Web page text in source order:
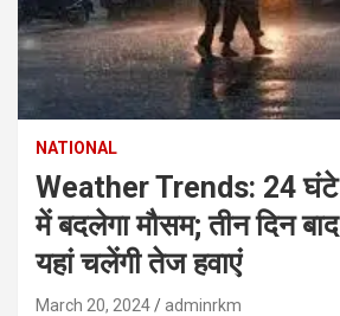
NATIONAL
Weather Trends: 24 घंटे
में बदलेगा मौसम; तीन दिन बाद
यहां चलेंगी तेज हवाएं
March 20, 2024 adminrkm